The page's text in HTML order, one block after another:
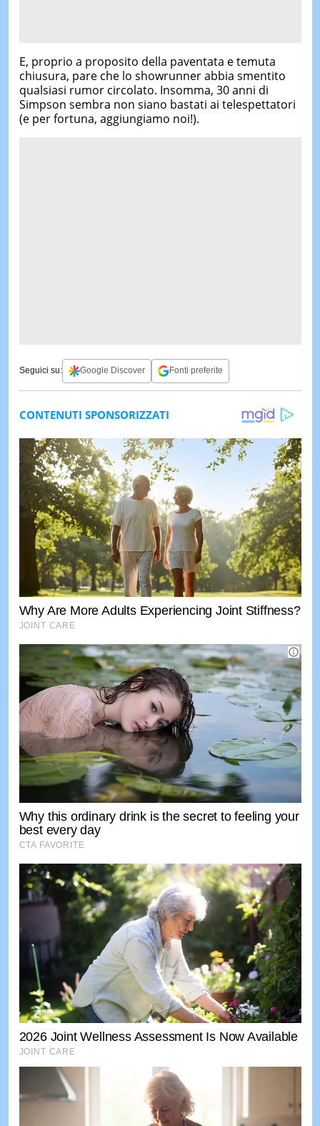
E, proprio a proposito della paventata e temuta
chiusura, pare che lo showrunner abbia smentito
qualsiasi rumor circolato. Insomma, 30 anni di
Simpson sembra non siano bastati ai telespettatori
(e per fortuna, aggiungiamo noi!).
Seguici su: Google Discover Fonti preferite